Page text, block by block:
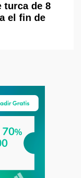
turca de 8
el fin de